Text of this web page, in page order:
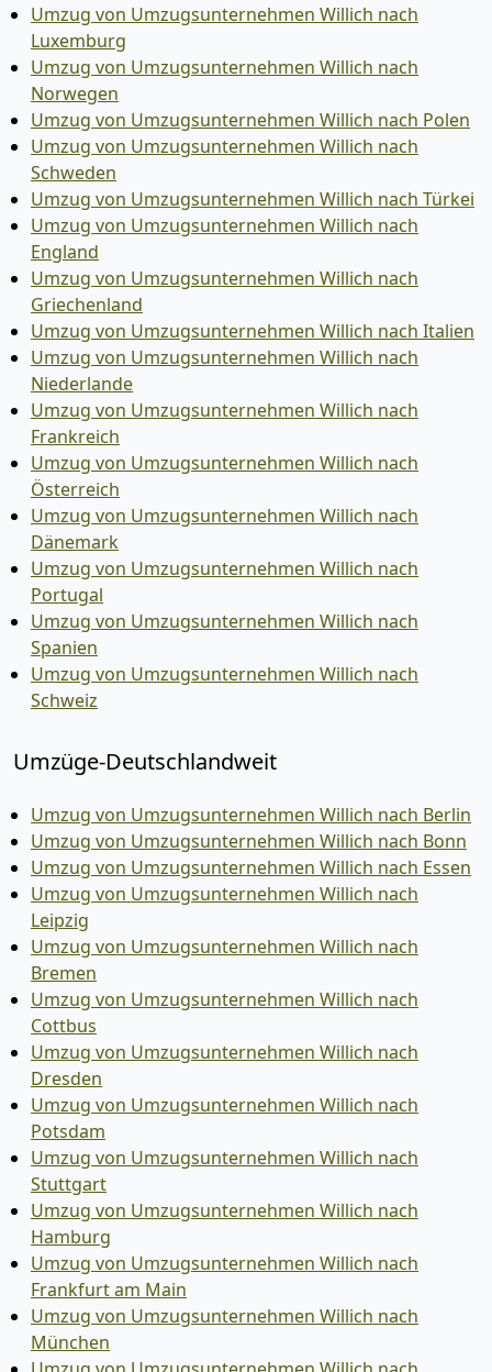
Umzug von Umzugsunternehmen Willich nach
Luxemburg
Umzug von Umzugsunternehmen Willich nach
Norwegen
Umzug von Umzugsunternehmen Willich nach Polen
Umzug von Umzugsunternehmen Willich nach
Schweden
Umzug von Umzugsunternehmen Willich nach Türkei
Umzug von Umzugsunternehmen Willich nach
England
Umzug von Umzugsunternehmen Willich nach
Griechenland
Umzug von Umzugsunternehmen Willich nach Italien
Umzug von Umzugsunternehmen Willich nach
Niederlande
Umzug von Umzugsunternehmen Willich nach
Frankreich
Umzug von Umzugsunternehmen Willich nach
Österreich
Umzug von Umzugsunternehmen Willich nach
Dänemark
Umzug von Umzugsunternehmen Willich nach
Portugal
Umzug von Umzugsunternehmen Willich nach
Spanien
Umzug von Umzugsunternehmen Willich nach
Schweiz
Umzüge-Deutschlandweit
Umzug von Umzugsunternehmen Willich nach Berlin
Umzug von Umzugsunternehmen Willich nach Bonn
Umzug von Umzugsunternehmen Willich nach Essen
Umzug von Umzugsunternehmen Willich nach
Leipzig
Umzug von Umzugsunternehmen Willich nach
Bremen
Umzug von Umzugsunternehmen Willich nach
Cottbus
Umzug von Umzugsunternehmen Willich nach
Dresden
Umzug von Umzugsunternehmen Willich nach
Potsdam
Umzug von Umzugsunternehmen Willich nach
Stuttgart
Umzug von Umzugsunternehmen Willich nach
Hamburg
Umzug von Umzugsunternehmen Willich nach
Frankfurt am Main
Umzug von Umzugsunternehmen Willich nach
München